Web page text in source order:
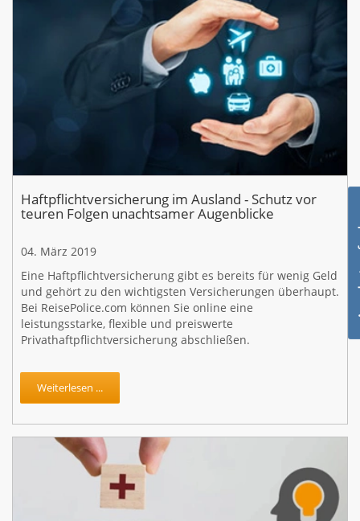
Haftpflichtversicherung im Ausland - Schutz vor
teuren Folgen unachtsamer Augenblicke
04. März 2019
Eine Haftpflichtversicherung gibt es bereits für wenig Geld
und gehört zu den wichtigsten Versicherungen überhaupt.
Bei ReisePolice.com können Sie online eine
leistungsstarke, flexible und preiswerte
Privathaftpflichtversicherung abschließen.
Weiterlesen ...